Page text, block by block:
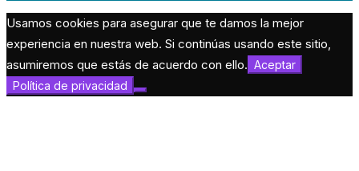
Usamos cookies para asegurar que te damos la mejor
experiencia en nuestra web. Si continúas usando este sitio,
asumiremos que estás de acuerdo con ello. Aceptar
Política de privacidad